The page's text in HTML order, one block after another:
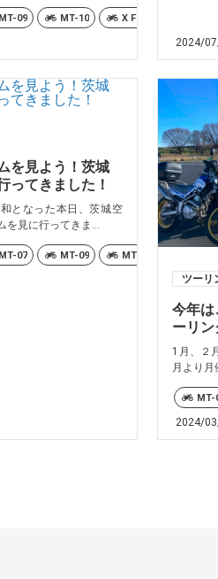
Ténéré700 XSR700
MT-09 MT-10 X FORCE
2024/
を見よう！茨城
ってきました！
となった本日、茨城空
を見に行ってきま...
MT-07 MT-09 MT-10
ツーリ
今年
ーリン
1月、２
月より
MT-
2024/